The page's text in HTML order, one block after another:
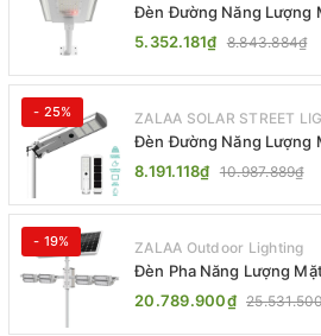
Đèn Đường Năng Lượng
ZL-BWH Cao Cấp IP65
5.352.181₫ 8.843.884₫
- 25% ZALAA SOLAR STREET
Đèn Đường Năng Lượng
ZALAA ZL-BJ04-CCTV
8.191.118₫ 10.987.889₫
- 19% ZALAA Outdoor Lighting
Đèn Pha Năng Lượng
Jsc Chống Nước IP65
20.789.900₫